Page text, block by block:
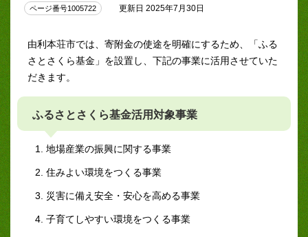
ページ番号1005722 更新日 2025年7月30日
由利本荘市では、寄附金の使途を明確にするため、「ふる
さとさくら基金」を設置し、下記の事業に活用させていた
だきます。
ふるさとさくら基金活用対象事業
地場産業の振興に関する事業
住みよい環境をつくる事業
災害に備え安全・安心を高める事業
子育てしやすい環境をつくる事業